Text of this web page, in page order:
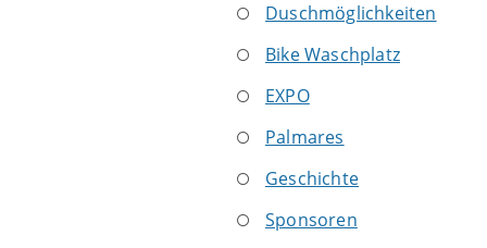
Duschmöglichkeiten
Bike Waschplatz
EXPO
Palmares
Geschichte
Sponsoren